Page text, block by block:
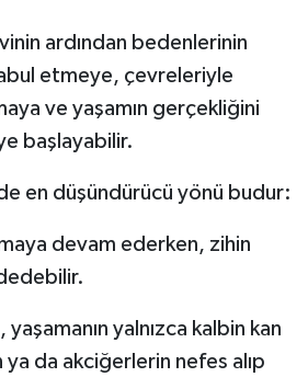
ardından bedenlerinin
etmeye, çevreleriyle
ve yaşamın gerçekliğini
başlayabilir.
en düşündürücü yönü budur:
devam ederken, zihin
yalnızca kalbin kan
ya da akciğerlerin nefes alıp